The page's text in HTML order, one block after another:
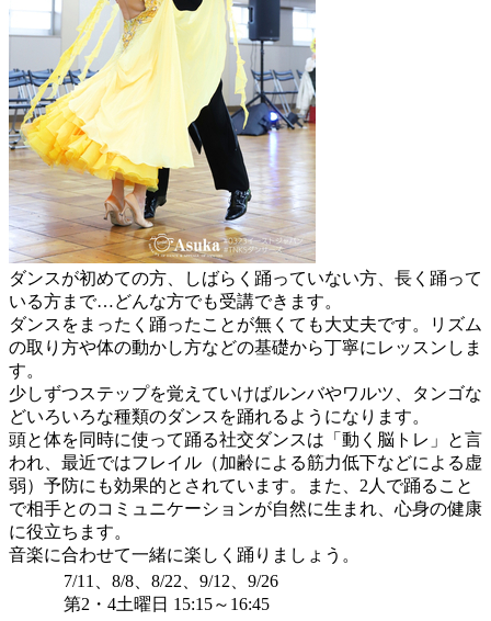
ダンスが初めての方、しばらく踊っていない方、長く踊って
いる方まで…どんな方でも受講できます。
ダンスをまったく踊ったことが無くても大丈夫です。リズム
の取り方や体の動かし方などの基礎から丁寧にレッスンしま
す。
少しずつステップを覚えていけばルンバやワルツ、タンゴな
どいろいろな種類のダンスを踊れるようになります。
頭と体を同時に使って踊る社交ダンスは「動く脳トレ」と言
われ、最近ではフレイル（加齢による筋力低下などによる虚
弱）予防にも効果的とされています。また、2人で踊ること
で相手とのコミュニケーションが自然に生まれ、心身の健康
に役立ちます。
音楽に合わせて一緒に楽しく踊りましょう。
7/11、8/8、8/22、9/12、9/26
第2・4土曜日 15:15～16:45